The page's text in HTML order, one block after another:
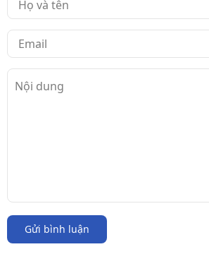
Gửi bình luận